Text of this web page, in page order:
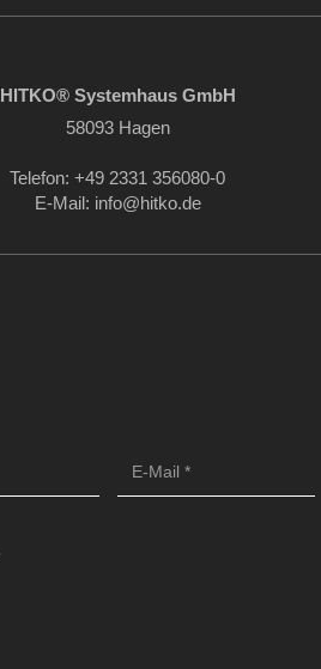
HITKO® Systemhaus GmbH
58093 Hagen
Telefon: +49 2331 356080-0
E-Mail: info@hitko.de